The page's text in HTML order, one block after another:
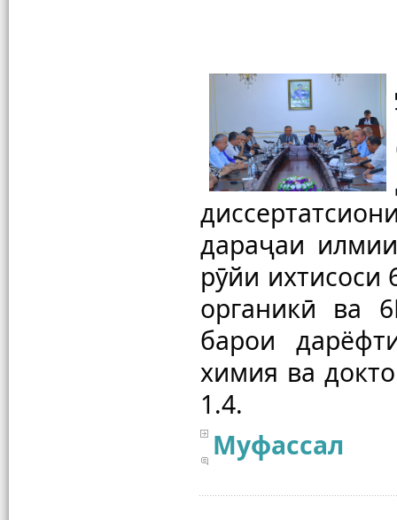
дараҷаи
рӯйи ихтисоси
органикӣ ва
барои
химия ва
Муфассал